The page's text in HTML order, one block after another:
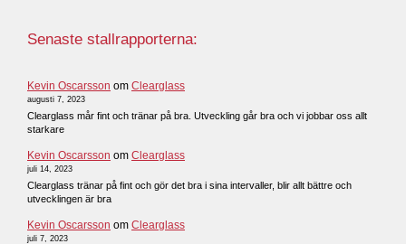
Senaste stallrapporterna:
Kevin Oscarsson om Clearglass
augusti 7, 2023
Clearglass mår fint och tränar på bra. Utveckling går bra och vi jobbar oss allt
starkare
Kevin Oscarsson om Clearglass
juli 14, 2023
Clearglass tränar på fint och gör det bra i sina intervaller, blir allt bättre och
utvecklingen är bra
Kevin Oscarsson om Clearglass
juli 7, 2023